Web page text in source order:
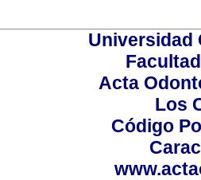
Universidad
Acta
Los
Código